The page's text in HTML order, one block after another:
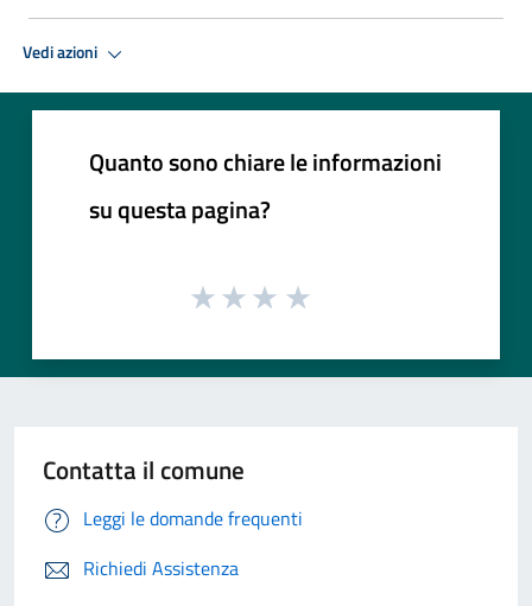
Vedi azioni
Quanto sono chiare le informazioni
su questa pagina?
Contatta il comune
Leggi le domande frequenti
Richiedi Assistenza